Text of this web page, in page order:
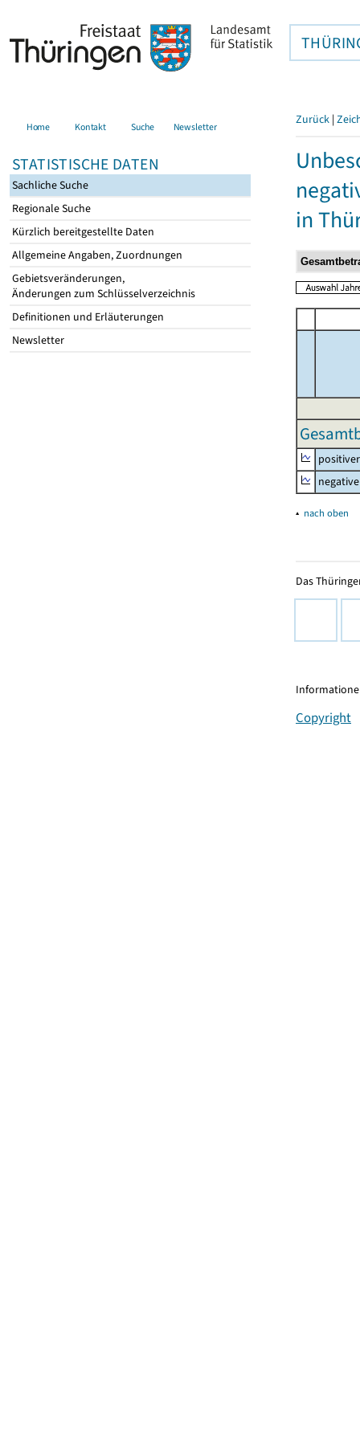
Home Kontakt Suche Newsletter
STATISTISCHE DATEN
Sachliche Suche
Regionale Suche
Kürzlich bereitgestellte Daten
Allgemeine Angaben, Zuordnungen
Gebietsveränderungen,
Änderungen zum Schlüsselverzeichnis
Definitionen und Erläuterungen
Newsletter
Zurück |
in
▴ nach oben
Das
Copyright